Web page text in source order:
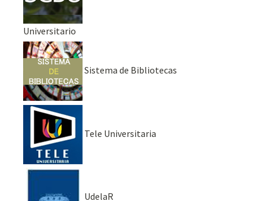
Universitario
Sistema de Bibliotecas
Tele Universitaria
UdelaR